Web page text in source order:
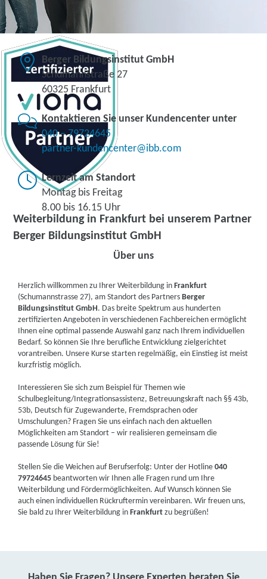
Weiterbildung in Frankfurt bei unserem Partner
Berger Bildungsinstitut GmbH
Berger Bildungsinstitut GmbH
Schumannstraße 27
60325 Frankfurt
Kontaktieren Sie unser Kundencenter unter
040 – 79724645
partner-kundencenter@ibb.com
Lernzeit am Standort
Montag bis Freitag
8.00 bis 16.15 Uhr
Über uns
Herzlich willkommen zu Ihrer Weiterbildung inFrankfurt
(Schumannstrasse 27), am Standort des PartnersBerger
Bildungsinstitut GmbH. Das breite Spektrum aus hunderten
zertifizierten Angeboten in verschiedenen Fachbereichen ermöglicht
Ihnen eine optimal passende Auswahl ganz nach Ihrem individuellen
Bedarf. So können Sie Ihre berufliche Entwicklung zielgerichtet
vorantreiben. Unsere Kurse starten regelmäßig, ein Einstieg ist meist
kurzfristig möglich.
Interessieren Sie sich zum Beispiel für Themen wie
Schulbegleitung/Integrationsassistenz, Betreuungskraft nach §§ 43b,
53b, Deutsch für Zugewanderte, Fremdsprachen oder
Umschulungen? Fragen Sie uns einfach nach den aktuellen
Möglichkeiten am Standort – wir realisieren gemeinsam die
passende Lösung für Sie!
Stellen Sie die Weichen auf Berufserfolg: Unter der Hotline040
79724645 beantworten wir Ihnen alle Fragen rund um Ihre
Weiterbildung und Fördermöglichkeiten. Auf Wunsch können Sie
auch einen individuellen Rückruftermin vereinbaren. Wir freuen uns,
Sie bald zu Ihrer Weiterbildung inFrankfurt zu begrüßen!